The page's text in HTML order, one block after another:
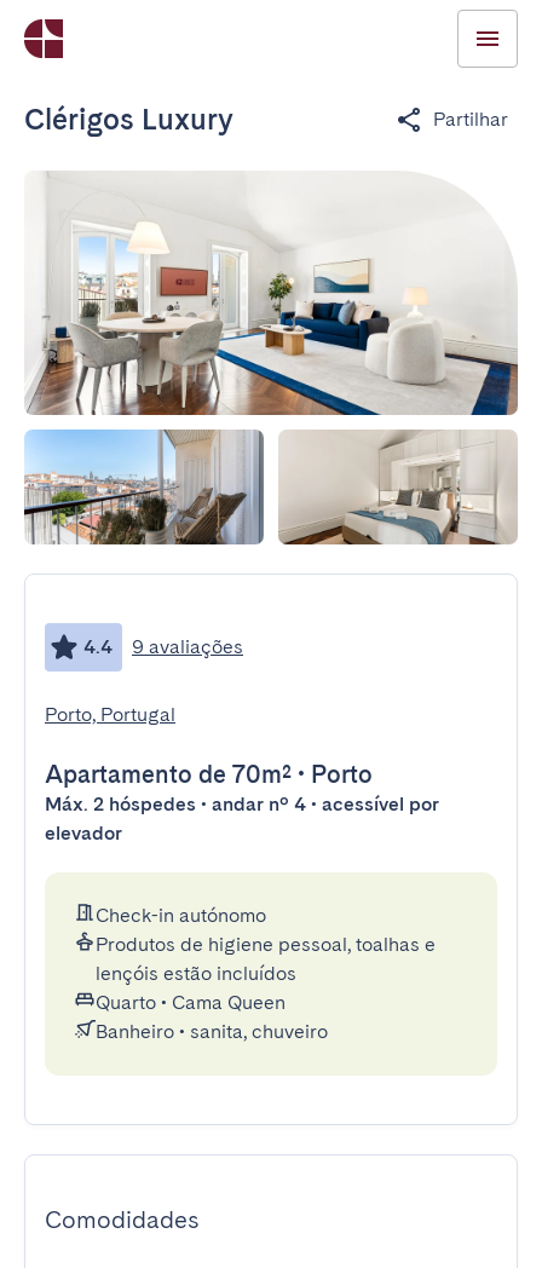
Clérigos Luxury Partilhar
4.4 9 avaliações
Porto, Portugal
Apartamento de 70m² • Porto
Máx. 2 hóspedes • andar nº 4 • acessível por
elevador
Check-in autónomo
Produtos de higiene pessoal, toalhas e
lençóis estão incluídos
Quarto • Cama Queen
Banheiro • sanita, chuveiro
Comodidades